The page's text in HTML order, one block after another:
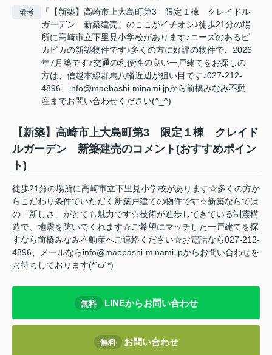
備考
「【新築】高崎市上大島町第3 限定１棟 クレイドル
ガーデン 新築建売」のここがイチオシ♪徒歩21分の場
所に高崎市立下里見小学校があります♪ニーズのあるピ
カピカの新築物件です♪多くの方に好評の物件で、2026
年7月築です♪交通の利便性の良い一戸建てをお探しの
方は、信越本線群馬八幡近辺が狙い目です♪027-212-
4896、info@maebashi-minami.jpから前橋みなみ不動
産までお問い合わせください(^_^)
【新築】高崎市上大島町第3 限定１棟 クレイド
ルガーデン 新築建売のコメント(おすすめポイン
ト)
徒歩21分の場所に高崎市立下里見小学校があります☆多くの方か
らこだわり条件でいただく新築戸建ての物件です☆新築ならでは
の「新しさ」がとても魅力です☆技術が進歩してきている制震構
造で、地震を防いでくれます☆ご希望にマッチした一戸建てを探
すなら前橋みなみ不動産へご連絡ください☆お電話なら027-212-
4896、メールならinfo@maebashi-minami.jpからお問い合わせを
お待ちしております(*´ω`*)
無料 LINEからお問い合わせ
無料 お問い合わせ